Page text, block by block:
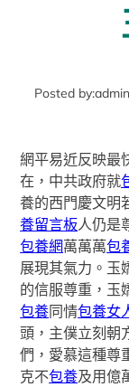
Posted by:admin
網平易近反映最
在，中共政府就
養的西門慶文明
養留言板人仍是
包養網萬萬萬包
展現其氣力。玉
的信服尊重，玉
包養同情包養女
頭，主僕立刻朝
們，愛慕這種尊
克不包養及用億